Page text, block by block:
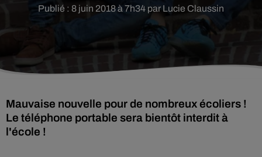
Publié : 8 juin 2018 à 7h34 par Lucie Claussin
Mauvaise nouvelle pour de nombreux écoliers !
Le téléphone portable sera bientôt interdit à
l'école !